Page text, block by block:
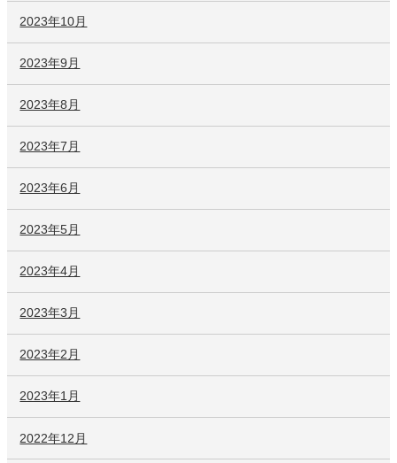
2023年10月
2023年9月
2023年8月
2023年7月
2023年6月
2023年5月
2023年4月
2023年3月
2023年2月
2023年1月
2022年12月